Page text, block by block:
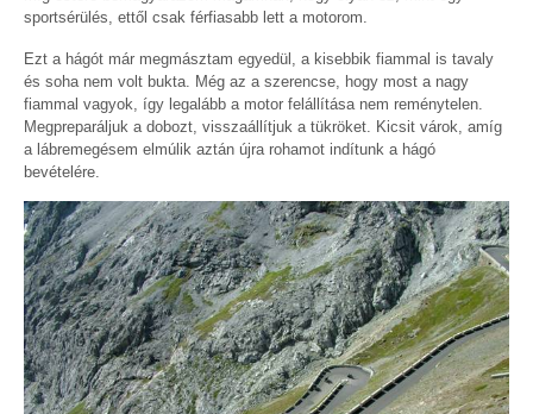
sportsérülés, ettől csak férfiasabb lett a motorom.
Ezt a hágót már megmásztam egyedül, a kisebbik fiammal is tavaly
és soha nem volt bukta. Még az a szerencse, hogy most a nagy
fiammal vagyok, így legalább a motor felállítása nem reménytelen.
Megpreparáljuk a dobozt, visszaállítjuk a tükröket. Kicsit várok, amíg
a lábremegésem elmúlik aztán újra rohamot indítunk a hágó
bevételére.